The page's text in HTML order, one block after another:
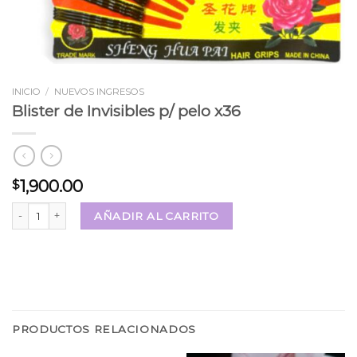
INICIO / NUEVOS INGRESOS
Blister de Invisibles p/ pelo x36
$1,900.00
Blister de Invisibles p/ pelo x36 cantidad
AÑADIR AL CARRITO
PRODUCTOS RELACIONADOS